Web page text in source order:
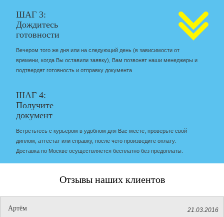
ШАГ 3:
Дождитесь
готовности
Вечером того же дня или на следующий день (в зависимости от
времени, когда Вы оставили заявку), Вам позвонят наши менеджеры и
подтвердят готовность и отправку документа
ШАГ 4:
Получите
документ
Встретьтесь с курьером в удобном для Вас месте, проверьте свой
диплом, аттестат или справку, после чего произведите оплату.
Доставка по Москве осуществляется бесплатно без предоплаты.
Отзывы наших клиентов
Артём 21.03.2016